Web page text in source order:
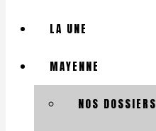
LA UNE
MAYENNE
NOS DOSSIERS